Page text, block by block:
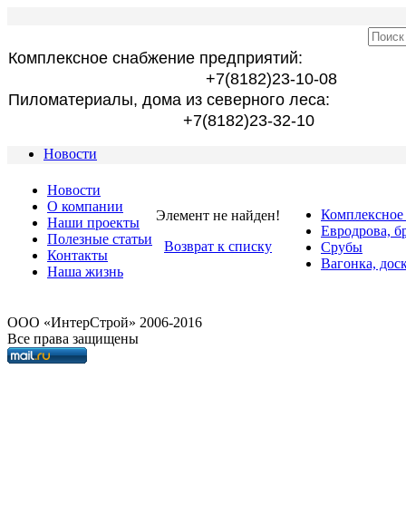
Комплексное снабжение предприятий:
+7(8182)23-10-08
Пиломатериалы, дома из северного леса:
+7(8182)23-32-10
Новости
Новости
О компании
Наши проекты
Полезные статьи
Контакты
Наша жизнь
Элемент не найден!
Возврат к списку
Евродрова,
Срубы
Вагонка,
OOO «ИнтерСтрой» 2006-2016
Все права защищены